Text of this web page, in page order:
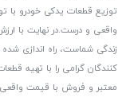
توزیع قطعات یدکی خودرو با
واقعی و درست.در نهایت با
زندگی شماست، راه اندازی
کنندگان گرامی را با تهیه
معتبر و فروش با قیمت واقعی